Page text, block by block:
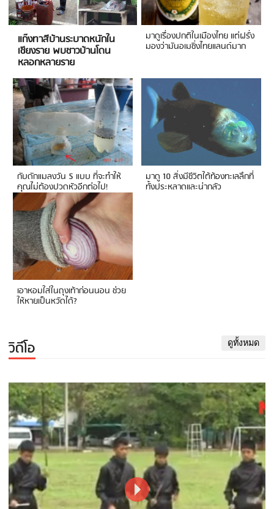
แก๊งทาสีบ้านระบาดหนักใน
เชียงราย พบชาวบ้านโดน
หลอกหลายราย
มาดูเรื่องปกติในเมืองไทย แต่ฝรั่ง
มองว่ามันอเมซิ่งไทยแลนด์มาก
กับดักแมลงวัน 5 แบบ ที่จะทำให้
คุณไม่ต้องปวดหัวอีกต่อไป!
มาดู 10 สิ่งมีชีวิตใต้ท้องทะเลลึกที่
ทั้งประหลาดและน่ากลัว
เอาหอมใส่ในถุงเท้าก่อนนอน ช่วย
ให้หายเป็นหวัดได้?
วิดีโอ ดูทั้งหมด